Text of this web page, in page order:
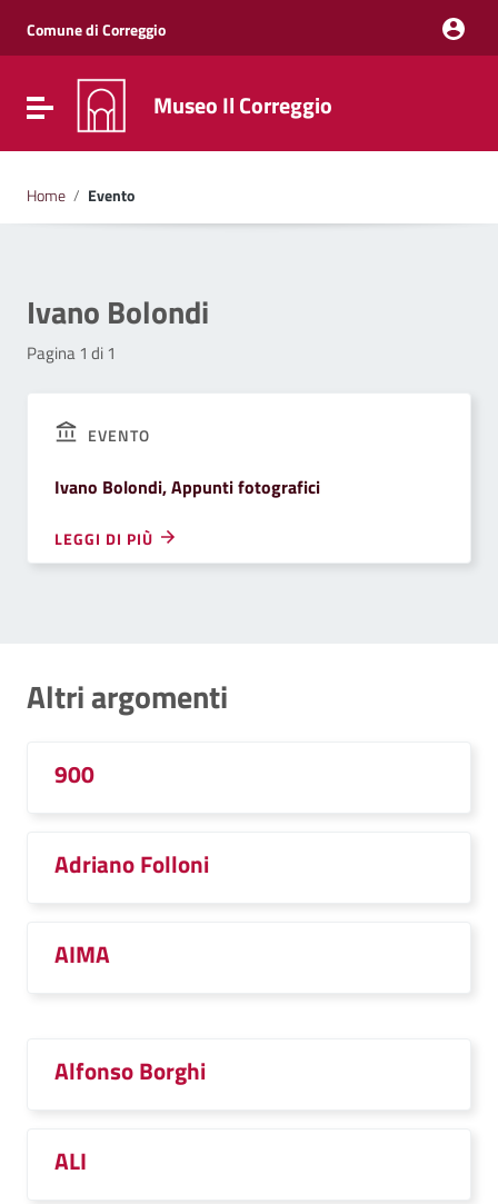
Vai al menu di navigazione
Vai al footer
Comune di Correggio
Attiva / disattiva la navigazione
Museo Il Correggio
Home / Evento
Ivano Bolondi
Pagina 1 di 1
EVENTO
Ivano Bolondi, Appunti fotografici
LEGGI DI PIÙ
Altri argomenti
900
Adriano Folloni
AIMA
Alfonso Borghi
ALI